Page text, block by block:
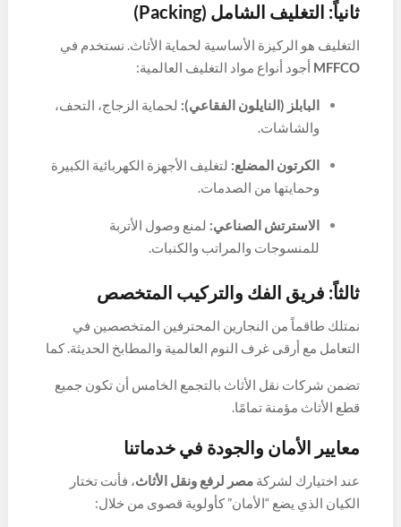
ثانياً: التغليف الشامل (Packing)
التغليف هو الركيزة الأساسية لحماية الأثاث. نستخدم في
MFFCO أجود أنواع مواد التغليف العالمية:
البابلز (النايلون الفقاعي): لحماية الزجاج، التحف،
والشاشات.
الكرتون المضلع: لتغليف الأجهزة الكهربائية الكبيرة
وحمايتها من الصدمات.
الاسترتش الصناعي: لمنع وصول الأتربة
للمنسوجات والمراتب والكنبات.
ثالثاً: فريق الفك والتركيب المتخصص
نمتلك طاقماً من النجارين المحترفين المتخصصين في
التعامل مع أرقى غرف النوم العالمية والمطابخ الحديثة. كما
لضمان تسليمك منزلك الجديد جاهزاً للسكن الفوري.
تضمن شركات نقل الأثاث بالتجمع الخامس أن تكون جميع
قطع الأثاث مؤمنة تمامًا.
معايير الأمان والجودة في خدماتنا
عند اختيارك لشركةمصر لرفع ونقل الأثاث، فأنت تختار
الكيان الذي يضع “الأمان” كأولوية قصوى من خلال: